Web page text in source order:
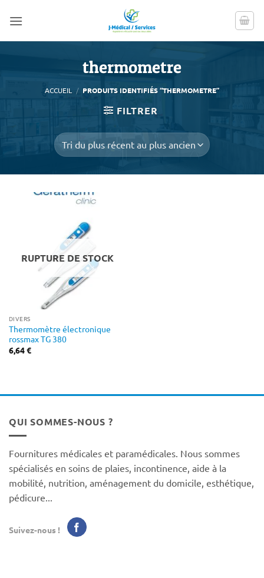
thermometre
ACCUEIL / PRODUITS IDENTIFIÉS “THERMOMETRE”
FILTRER
RUPTURE DE STOCK
DIVERS
Thermomètre électronique
rossmax TG 380
6,64€
QUI SOMMES-NOUS ?
Fournitures médicales et paramédicales. Nous sommes
spécialisés en soins de plaies, incontinence, aide à la
mobilité, nutrition, aménagement du domicile, esthétique,
pédicure...
Suivez-nous !